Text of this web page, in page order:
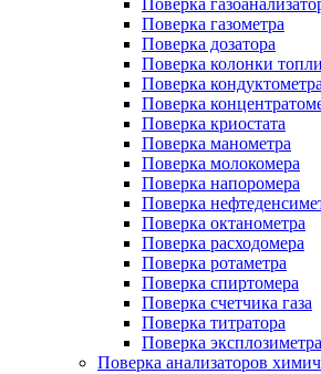
Поверка
Поверка газометра
Поверка дозатора
Поверка колонки
Поверка кондуктометра
Поверка
Поверка криостата
Поверка манометра
Поверка молокомера
Поверка напоромера
Поверка
Поверка октанометра
Поверка расходомера
Поверка ротаметра
Поверка спиртомера
Поверка счетчика газа
Поверка титратора
Поверка эксплозиметра
Поверка анализаторов